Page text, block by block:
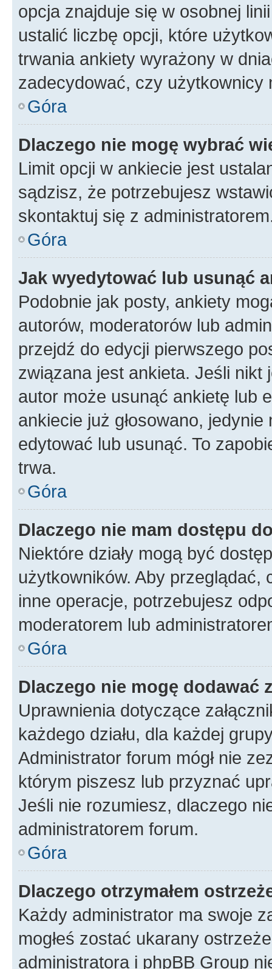
opcja znajduje się w osobnej
ustalić liczbę opcji, które
trwania ankiety wyrażony w
zadecydować, czy użytkownicy
Góra
Dlaczego nie mogę wybrać
Limit opcji w ankiecie jest
sądzisz, że potrzebujesz
skontaktuj się z
Góra
Jak wyedytować lub usunąć
Podobnie jak posty, ankiety
autorów, moderatorów lub
przejdź do edycji pierwszego
związana jest ankieta. Jeśli nikt
autor może usunąć ankietę lub
ankiecie już głosowano,
edytować lub usunąć. To
trwa.
Góra
Dlaczego nie mam dostępu
Niektóre działy mogą być
użytkowników. Aby
inne operacje, potrzebujesz
moderatorem lub
Góra
Dlaczego nie mogę dodawać
Uprawnienia dotyczące
każdego działu, dla każdej
Administrator forum mógł nie
którym piszesz lub przyznać
Jeśli nie rozumiesz, dlaczego
administratorem forum.
Góra
Dlaczego otrzymałem
Każdy administrator ma swoje
mogłeś zostać ukarany
administratora i phpBB Group